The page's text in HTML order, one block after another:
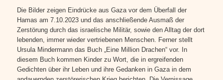
Die Bilder zeigen Eindrücke aus Gaza vor dem Überfall der
Hamas am 7.10.2023 und das anschließende Ausmaß der
Zerstörung durch das israelische Militär, sowie den Alltag der dort
lebenden, immer wieder vertriebenen Menschen. Ferner stellt
Ursula Mindermann das Buch „Eine Million Drachen“ vor. In
diesem Buch kommen Kinder zu Wort, die in ergreifenden
Gedichten über ihr Leben und ihre Gedanken in Gaza in dem